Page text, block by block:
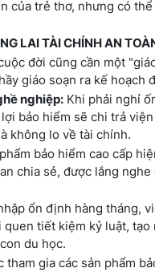
của trẻ thơ, nhưng có
LAI TÀI CHÍNH AN
đời cũng cần một
giáo soạn ra kế hoạch
nghiệp: Khi phải nghỉ
bảo hiểm sẽ chi trả
không lo về tài chính.
bảo hiểm cao cấp
chia sẻ, được lắng
ổn định hàng tháng,
tiết kiệm kỷ luật,
du học.
tham gia các sản phẩm